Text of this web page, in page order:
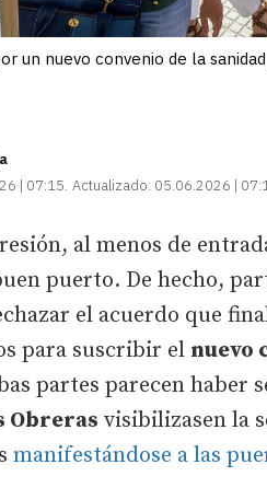
un nuevo convenio de la
| 07:15 Actualizado: 05.06.2026 |
al menos de
puerto. De hecho,
el acuerdo que
para suscribir el nuevo
partes parecen haber
Obreras visibilizasen la
manifestándose a las